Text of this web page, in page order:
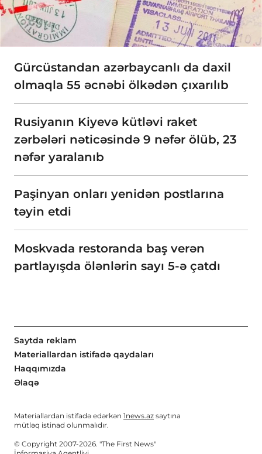
Gürcüstandan azərbaycanlı da daxil
olmaqla 55 əcnəbi ölkədən çıxarılıb
Rusiyanın Kiyevə kütləvi raket
zərbələri nəticəsində 9 nəfər ölüb, 23
nəfər yaralanıb
Paşinyan onları yenidən postlarına
təyin etdi
Moskvada restoranda baş verən
partlayışda ölənlərin sayı 5-ə çatdı
Saytda reklam
Materiallardan istifadə qaydaları
Haqqımızda
Əlaqə
Materiallardan istifadə edərkən 1news.az saytına
mütləq istinad olunmalıdır.
© Copyright 2007-2026. "The First News"